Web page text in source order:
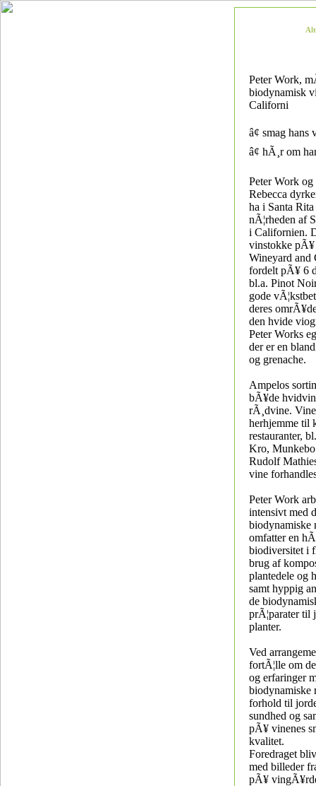
Peter Work,
biodynamisk
Californi
â¢ smag hans
â¢ hÃ¸r om
Peter Work og
Rebecca
ha i Santa
nÃ¦rheden af
i Californien.
vinstokke
Wineyard and
fordelt pÃ¥ 6
bl.a. Pinot
gode
deres
den hvide
Peter Works
der er en
og grenache.
Ampelos
bÃ¥de
rÃ¸dvine.
herhjemme til
restauranter,
Kro,
Rudolf
vine
Peter Work
intensivt med
biodynamiske
omfatter en
biodiversitet i
brug af
plantedele og
samt hyppig
de
prÃ¦parater til
planter.
Ved
fortÃ¦lle om
og erfaringer
biodynamiske
forhold til
sundhed og
pÃ¥ vinenes
kvalitet.
Foredraget
med billeder
pÃ¥